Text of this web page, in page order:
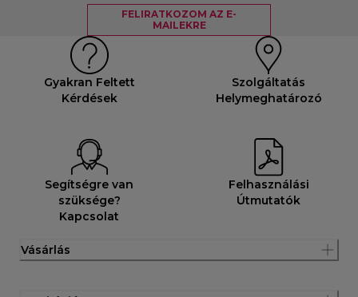
FELIRATKOZOM AZ E-
MAILEKRE
Gyakran Feltett
Kérdések
Szolgáltatás
Helymeghatározó
Segítségre van
szüksége?
Kapcsolat
Felhasználási
Útmutatók
Vásárlás